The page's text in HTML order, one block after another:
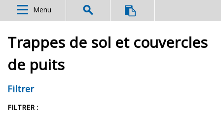
Menu
Trappes de sol et couvercles
de puits
Filtrer
FILTRER :